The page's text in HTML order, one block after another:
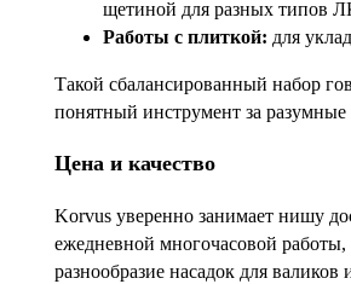
щетиной для разных типов
Работы с плиткой: для
Такой сбалансированный набор
понятный инструмент за разумные
Цена и качество
Korvus уверенно занимает нишу
ежедневной многочасовой
разнообразие насадок для